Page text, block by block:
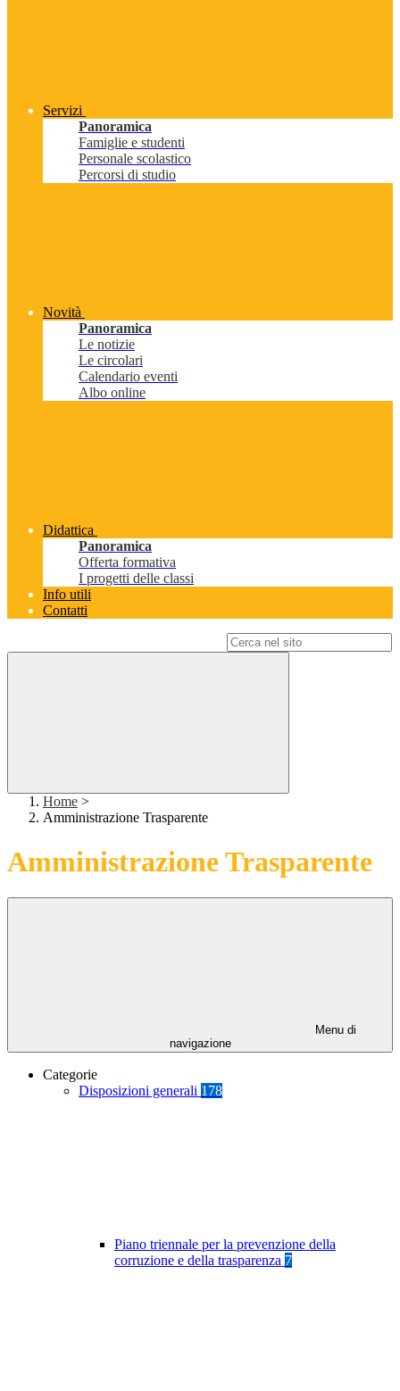
Servizi
Panoramica
Famiglie e studenti
Personale scolastico
Percorsi di studio
Novità
Panoramica
Le notizie
Le circolari
Calendario eventi
Albo online
Didattica
Panoramica
Offerta formativa
I progetti delle classi
Info utili
Contatti
Home >
Amministrazione Trasparente
Amministrazione Trasparente
Menu di
navigazione
Categorie
Disposizioni generali 178
Piano triennale per la prevenzione della
corruzione e della trasparenza 7